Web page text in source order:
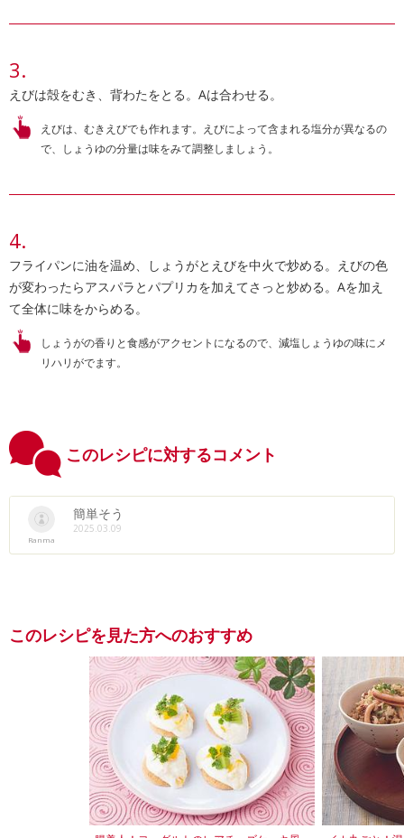
えびは殻をむき、背わたをとる。Aは合わせる。
えびは、むきえびでも作れます。えびによって含まれる塩分が異なるの
で、しょうゆの分量は味をみて調整しましょう。
フライパンに油を温め、しょうがとえびを中火で炒める。えびの色
が変わったらアスパラとパプリカを加えてさっと炒める。Aを加え
て全体に味をからめる。
しょうがの香りと食感がアクセントになるので、減塩しょうゆの味にメ
リハリがでます。
このレシピに対するコメント
Ranma
簡単そう
2025.03.09
このレシピを見た方へのおすすめ